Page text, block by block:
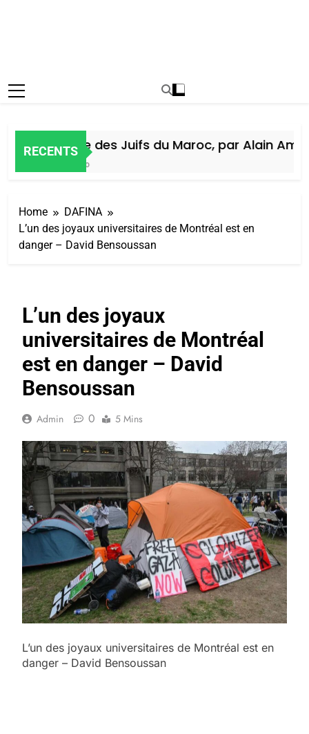
RECENTS
Histoire des Juifs du Maroc, par Alain Amiel
Home
DAFINA
L’un des joyaux universitaires de Montréal est en
danger – David Bensoussan
L’un des joyaux
universitaires de Montréal
est en danger – David
Bensoussan
Admin 0 5 Mins
L’un des joyaux universitaires de Montréal est en
danger – David Bensoussan